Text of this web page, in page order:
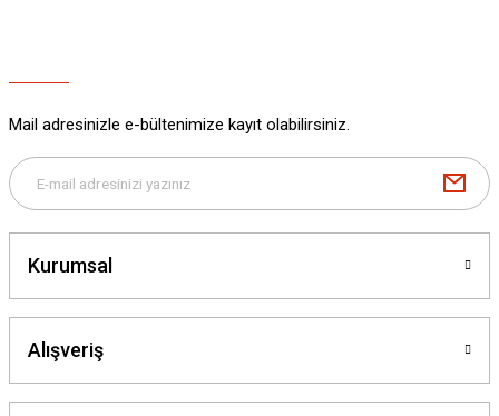
Mail adresinizle e-bültenimize kayıt olabilirsiniz.
Kurumsal
Alışveriş